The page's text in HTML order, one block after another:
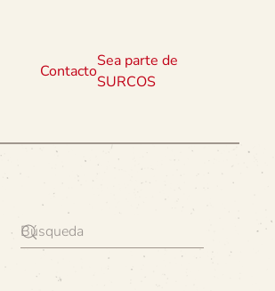
Contacto
Sea parte de
SURCOS